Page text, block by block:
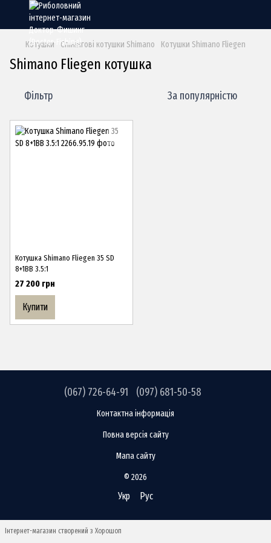
Котушки Спінінгові котушки Shimano Котушки Shimano Fliegen
Shimano Fliegen котушка
Фільтр За популярністю
Котушка Shimano Fliegen 35 SD
8+1BB 3.5:1
27 200 грн
Купити
(067) 726-64-91 (097) 681-50-58
Контактна інформація
Повна версія сайту
Мапа сайту
© 2026
Укр Рус
Інтернет-магазин створений з Хорошоп